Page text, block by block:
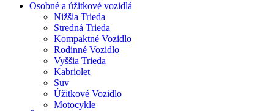
Osobné a úžitkové vozidlá
Nižšia Trieda
Stredná Trieda
Kompaktné Vozidlo
Rodinné Vozidlo
Vyššia Trieda
Kabriolet
Suv
Úžitkové Vozidlo
Motocykle